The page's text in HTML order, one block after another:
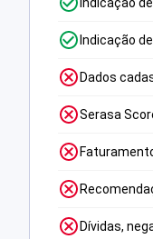
Indicação
Indicação
Dados
Serasa
Dívidas,